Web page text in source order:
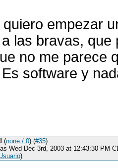
quiero empezar
las bravas,
no me parece
software y
(none / 0) (#35)
Wed Dec 3rd, 2003 at 12:43:30 PM
)